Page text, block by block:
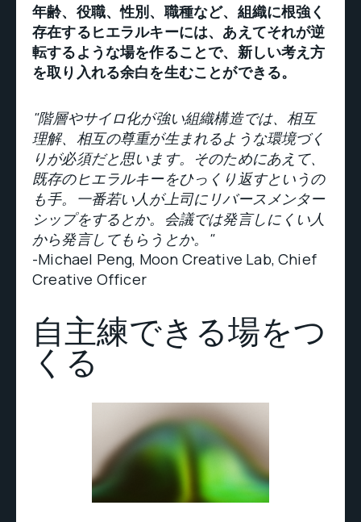
年齢、役職、性別、職種など、組織に根強く
存在するヒエラルキーには、あえてそれが逆
転するような場を作ることで、新しい考え方
を取り入れる余白を生むことができる。
"階層やサイロ化が強い組織構造では、相互
理解、相互の尊重が生まれるような環境づく
りが必須だと思います。そのためにあえて、
既存のヒエラルキーをひっくり返すというの
も手。一番若い人が上司にリバースメンター
シップをするとか。会議では発言しにくい人
から発言してもらうとか。"
-Michael Peng, Moon Creative Lab, Chief
Creative Officer
自主練できる場をつ
くる